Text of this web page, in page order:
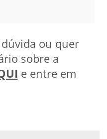
ou quer
sobre a
e entre em